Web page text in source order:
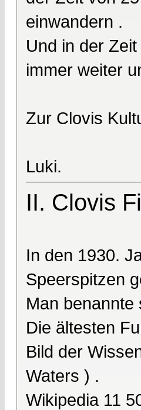
einwandern .
Und in der
immer weiter
Zur Clovis
Luki.
II. Clovis
In den 1930.
Speerspitzen
Man benannte
Die ältesten
Bild der
Waters ) .
Wikipedia 11